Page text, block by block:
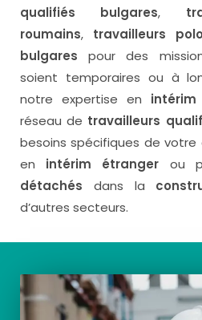
qualifiés bulgares,
roumains, travailleurs
bulgares pour des
soient temporaires ou à
notre expertise en intérim
réseau de travailleurs
besoins spécifiques de
en intérim étranger ou
détachés dans la
d’autres secteurs.